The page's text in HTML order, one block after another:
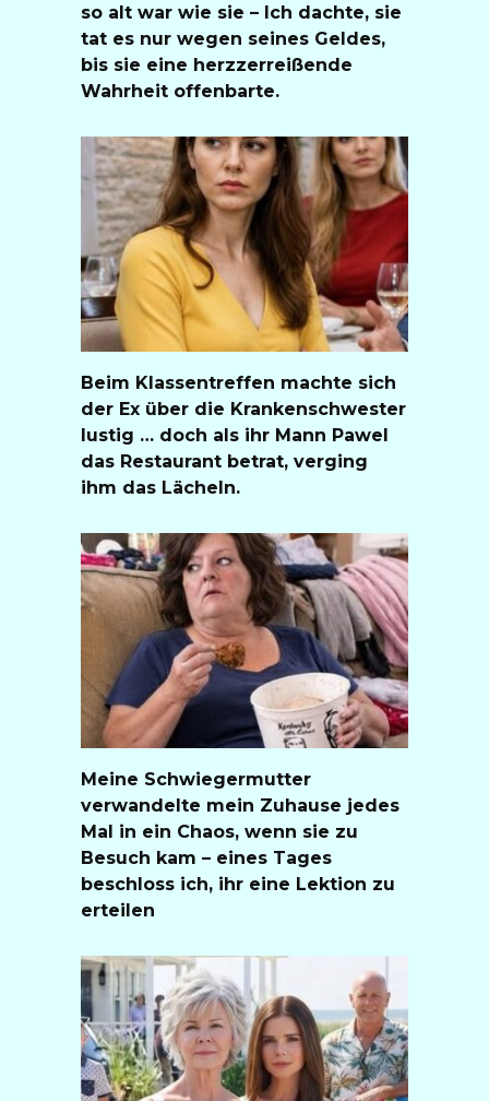
so alt war wie sie – Ich dachte, sie
tat es nur wegen seines Geldes,
bis sie eine herzzerreißende
Wahrheit offenbarte.
Beim Klassentreffen machte sich
der Ex über die Krankenschwester
lustig … doch als ihr Mann Pawel
das Restaurant betrat, verging
ihm das Lächeln.
Meine Schwiegermutter
verwandelte mein Zuhause jedes
Mal in ein Chaos, wenn sie zu
Besuch kam – eines Tages
beschloss ich, ihr eine Lektion zu
erteilen